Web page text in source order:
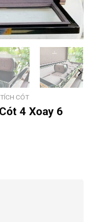
CÓT
4 Xoay 6